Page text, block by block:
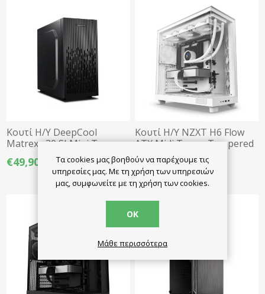
Κουτί Η/Υ DeepCool
Matrexx 30 SI Mini Tower
1x Ανεμιστήρα - Μαύρο
€49,90
Κουτί Η/Υ NZXT H6 Flow
ATX Midi Tower Tempered
Glass - Λευκό
€134,90
Τα cookies μας βοηθούν να παρέχουμε τις
υπηρεσίες μας. Με τη χρήση των υπηρεσιών
μας, συμφωνείτε με τη χρήση των cookies.
ΟΚ
Μάθε περισσότερα